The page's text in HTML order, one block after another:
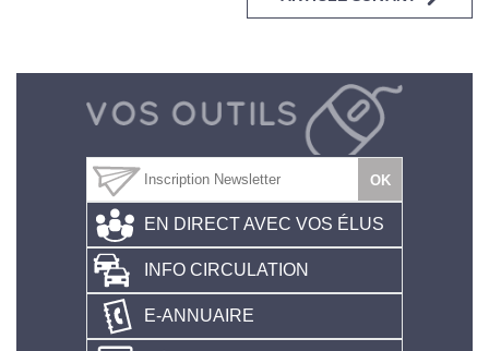
EN DIRECT AVEC VOS ÉLUS
INFO CIRCULATION
E-ANNUAIRE